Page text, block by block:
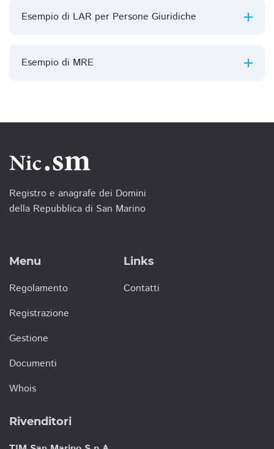
Esempio di LAR per Persone Giuridiche
Esempio di MRE
Registro e anagrafe dei Domini
della Repubblica di San Marino
Menu
Regolamento
Registrazione
Gestione
Documenti
Whois
Links
Contatti
Rivenditori